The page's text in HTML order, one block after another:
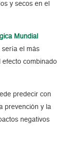
y secos en el
Mundial
sería el más
efecto combinado
predecir con
prevención y la
negativos